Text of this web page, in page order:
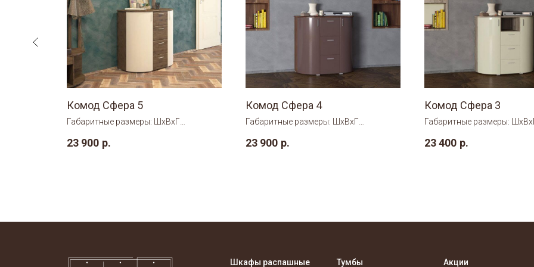
Комод Сфера 5
Габаритные размеры: ШхВхГ
23 900 р.
Комод Сфера 4
Габаритные размеры: ШхВхГ
23 900 р.
Комод Сфера 3
Габаритные размеры:
23 400 р.
Шкафы распашные Тумбы Акции